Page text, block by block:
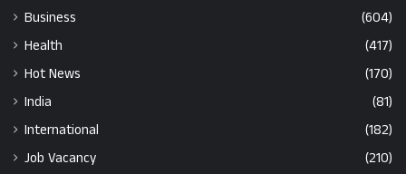
Business
(604)
Health
(417)
Hot News
(170)
India
(81)
International
(182)
Job Vacancy
(210)